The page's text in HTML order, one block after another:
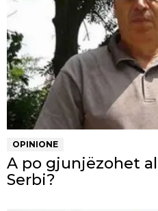
OPINIONE
A po gjunjëzohet
Serbi?